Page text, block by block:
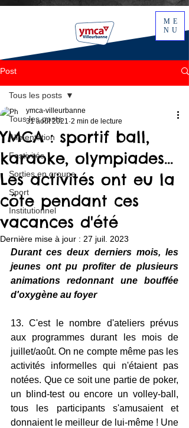
ME
NU
Post
Tous les posts
Alimentation
Festivités
Sorties en groupe
Sport
Institutionnel
Tous les posts
YMCA : sportif ball,
karaoke, olympiades...
Les activités ont eu la
côte pendant ces
vacances d'été
ymca-villeurbanne
31 août 2021 2 min de lecture
Dernière mise à jour : 27 juil. 2023
Durant ces deux derniers mois, les
jeunes ont pu profiter de plusieurs
animations redonnant une bouffée
d'oxygène au foyer
13. C'est le nombre d'ateliers prévus
aux programmes durant les mois de
juillet/août. On ne compte même pas les
activités informelles qui n'étaient pas
notées. Que ce soit une partie de poker,
un blind-test ou encore un volley-ball,
tous les participants s'amusaient et
donnaient le meilleur de lui-même ! Une